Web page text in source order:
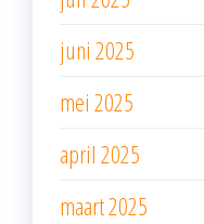
juni 2025
mei 2025
april 2025
maart 2025